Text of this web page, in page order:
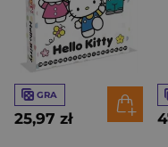
GRA
25,97 zł